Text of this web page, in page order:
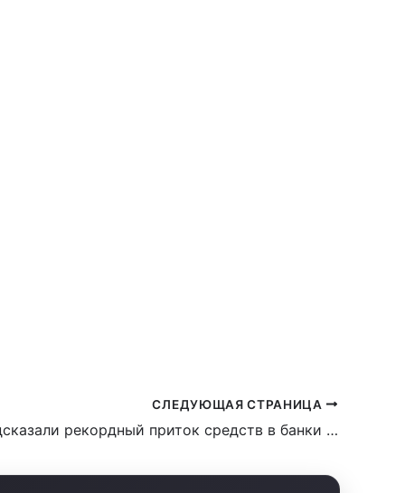
СЛЕДУЮЩАЯ СТРАНИЦА
В ВТБ предсказали рекордный приток средств в банки по итогам года